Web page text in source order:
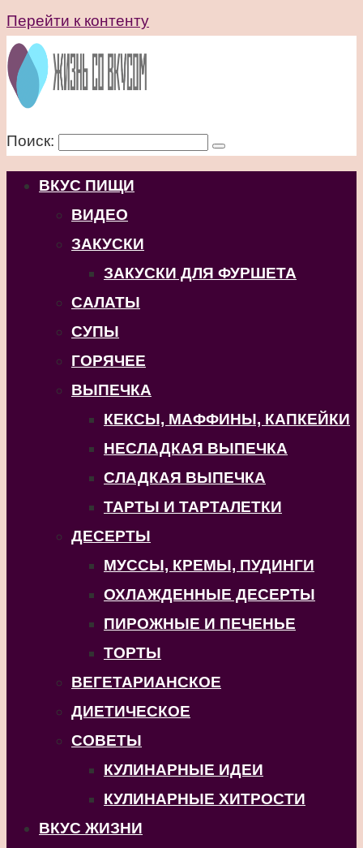
Перейти к контенту
Поиск:
ВКУС ПИЩИ
ВИДЕО
ЗАКУСКИ
ЗАКУСКИ ДЛЯ ФУРШЕТА
САЛАТЫ
СУПЫ
ГОРЯЧЕЕ
ВЫПЕЧКА
КЕКСЫ, МАФФИНЫ, КАПКЕЙКИ
НЕСЛАДКАЯ ВЫПЕЧКА
СЛАДКАЯ ВЫПЕЧКА
ТАРТЫ И ТАРТАЛЕТКИ
ДЕСЕРТЫ
МУССЫ, КРЕМЫ, ПУДИНГИ
ОХЛАЖДЕННЫЕ ДЕСЕРТЫ
ПИРОЖНЫЕ И ПЕЧЕНЬЕ
ТОРТЫ
ВЕГЕТАРИАНСКОЕ
ДИЕТИЧЕСКОЕ
СОВЕТЫ
КУЛИНАРНЫЕ ИДЕИ
КУЛИНАРНЫЕ ХИТРОСТИ
ВКУС ЖИЗНИ